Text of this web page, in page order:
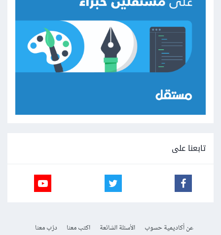
تابعنا على
عن أكاديمية حسوب الأسئلة الشائعة اكتب معنا
درّب معنا